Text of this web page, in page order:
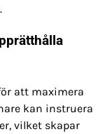
att maximera
kan instruera
vilket skapar